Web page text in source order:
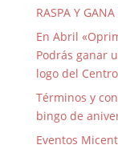
RASPA Y
En Abril
Podrás ganar
logo del
Términos y
bingo de
Eventos